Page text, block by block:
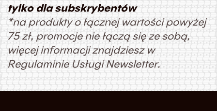
tylko dla subskrybentów
*na produkty o łącznej wartości powyżej
75 zł, promocje nie łączą się ze sobą,
więcej informacji znajdziesz w
Regulaminie Usługi Newsletter.